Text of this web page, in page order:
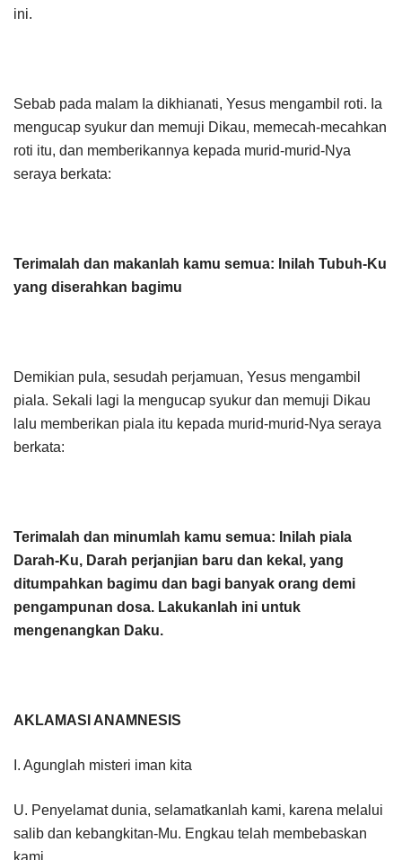
ini.
Sebab pada malam Ia dikhianati, Yesus mengambil roti. Ia
mengucap syukur dan memuji Dikau, memecah-mecahkan
roti itu, dan memberikannya kepada murid-murid-Nya
seraya berkata:
Terimalah dan makanlah kamu semua: Inilah Tubuh-Ku
yang diserahkan bagimu
Demikian pula, sesudah perjamuan, Yesus mengambil
piala. Sekali lagi Ia mengucap syukur dan memuji Dikau
lalu memberikan piala itu kepada murid-murid-Nya seraya
berkata:
Terimalah dan minumlah kamu semua: Inilah piala
Darah-Ku, Darah perjanjian baru dan kekal, yang
ditumpahkan bagimu dan bagi banyak orang demi
pengampunan dosa. Lakukanlah ini untuk
mengenangkan Daku.
AKLAMASI ANAMNESIS
I. Agunglah misteri iman kita
U. Penyelamat dunia, selamatkanlah kami, karena melalui
salib dan kebangkitan-Mu. Engkau telah membebaskan
kami.